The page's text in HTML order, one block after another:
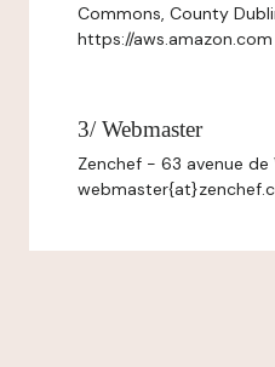
Commons, County
https://aws.amazon.com
3/ Webmaster
Zenchef - 63 avenue de